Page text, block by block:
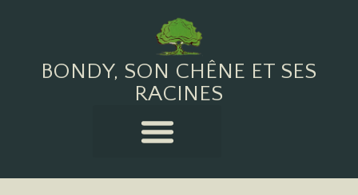
BONDY, SON CHÊNE ET SES
RACINES